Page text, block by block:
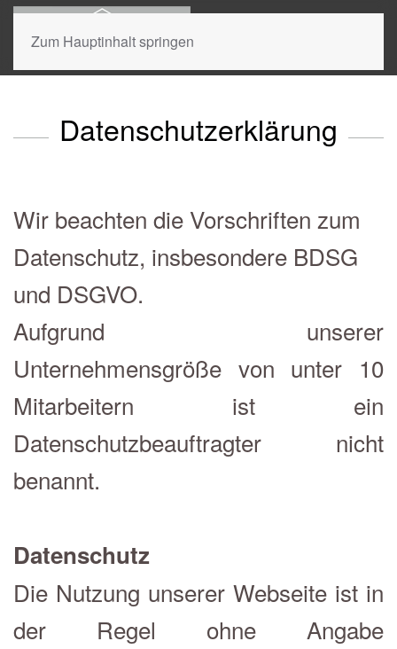
Zum Hauptinhalt springen
Ihr Experte für Dachreinigung und
Dachbeschichtung aus der Region.
Datenschutzerklärung
Wir beachten die Vorschriften zum
Datenschutz, insbesondere BDSG
und DSGVO.
Aufgrund unserer
Unternehmensgröße von unter 10
Mitarbeitern ist ein
Datenschutzbeauftragter nicht
benannt.
Datenschutz
Die Nutzung unserer Webseite ist in
der Regel ohne Angabe